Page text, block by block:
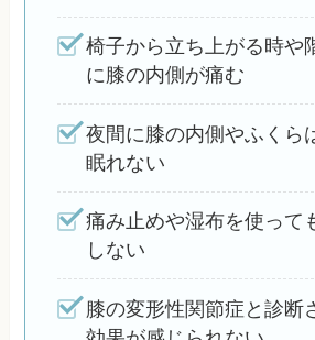
椅子から立ち上がる時や
に膝の内側が痛む
夜間に膝の内側やふくら
眠れない
痛み止めや湿布を使って
しない
膝の変形性関節症と診断